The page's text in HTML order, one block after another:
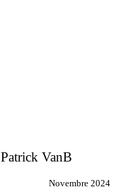
VanB
Novembre 2024